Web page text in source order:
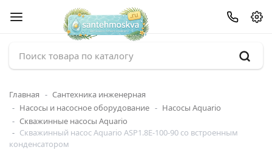
Главная
Сантехника инженерная
Насосы и насосное оборудование
Насосы Aquario
Скважинные насосы Aquario
Скважинный насос Aquario ASP1.8E-100-90 со встроенным
конденсатором